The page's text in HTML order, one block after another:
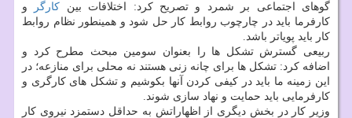
گوهای اجتماعی بر شمرد و تصریح كرد: اختلافات بین كارگر
و
كارفرما باید در چارچوب روابط كار حل شود و همینطور نظام روابط
كار باید پویاتر باشد.
ربیعی گسترش تشكل ها را بعنوان سومین مبحث مطرح كرد و
اضافه كرد: تشكل ها برای چانه زنی هستند نه محلی برای منازعه؛ در
این زمینه ما باید در كیفی كردن آنها بكوشیم و تشكل های كارگری و
كارفرمایی باید حمایت و نهاد سازی شوند.
وزیر كار در بخش دیگری از اظهاراتش به حداقل دستمزد نیروی كار